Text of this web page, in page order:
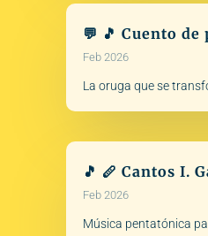
💬 🎵 Cuento
Feb 2026
La oruga que se
🎵 🪈 Cantos I.
Feb 2026
Música pentatónica